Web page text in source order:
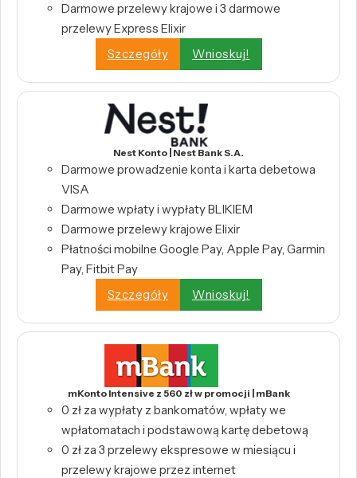
Darmowe przelewy krajowe i 3 darmowe
przelewy Express Elixir
Szczegóły
Wnioskuj!
Nest Konto | Nest Bank S.A.
Darmowe prowadzenie konta i karta debetowa
VISA
Darmowe wpłaty i wypłaty BLIKIEM
Darmowe przelewy krajowe Elixir
Płatności mobilne Google Pay, Apple Pay, Garmin
Pay, Fitbit Pay
Szczegóły
Wnioskuj!
mKonto Intensive z 560 zł w promocji | mBank
0 zł za wypłaty z bankomatów, wpłaty we
wpłatomatach i podstawową kartę debetową
0 zł za 3 przelewy ekspresowe w miesiącu i
przelewy krajowe przez internet